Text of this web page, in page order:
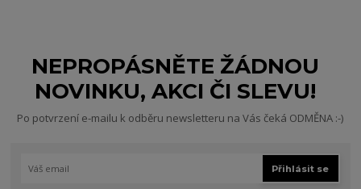
NEPROPÁSNĚTE ŽÁDNOU
NOVINKU, AKCI ČI SLEVU!
Po potvrzení e-mailu k odběru newsletteru na Vás čeká ODMĚNA :-)
Přihlásit se